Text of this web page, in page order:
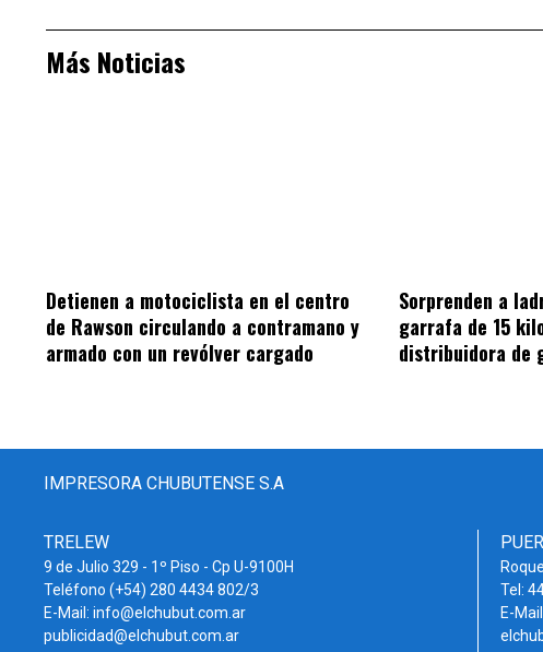
Más Noticias
Detienen a motociclista en el centro
de Rawson circulando a contramano y
armado con un revólver cargado
Sorprenden a
garrafa de 15
distribuidora de
IMPRESORA CHUBUTENSE S.A
TRELEW
9 de Julio 329 - 1º Piso - Cp U-9100H
Teléfono (+54) 280 4434 802/3
E-Mail: info@elchubut.com.ar
publicidad@elchubut.com.ar
Tel:
E-